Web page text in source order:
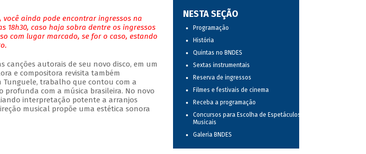
ainda pode encontrar ingressos na
18h30, caso haja sobra dentre os ingressos
com lugar marcado, se for o caso, estando
canções autorais de seu novo disco, em um
e compositora revisita também
trabalho que contou com a
profunda com a música brasileira. No novo
interpretação potente a arranjos
musical propõe uma estética sonora
NESTA SEÇÃO
Programação
História
Quintas no BNDES
Sextas instrumentais
Reserva de ingressos
Filmes e festivais de cinema
Receba a programação
Concursos para Escolha de Espetáculos
Musicais
Galeria BNDES